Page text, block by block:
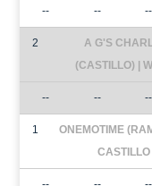
-- -- --
2
A G'S
(CASTILLO) |
-- -- --
1
ONEMOTIME
CASTILLO